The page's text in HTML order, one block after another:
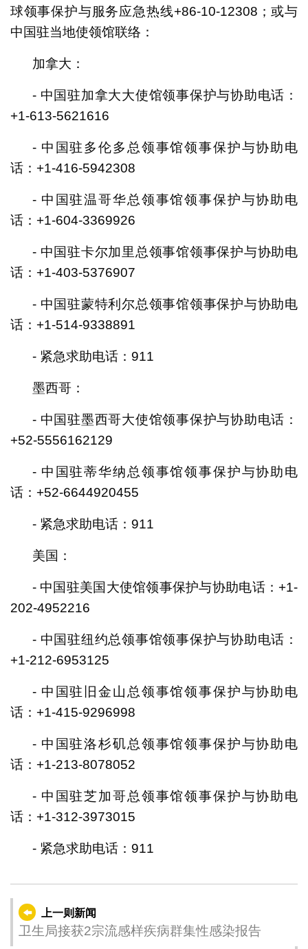
球领事保护与服务应急热线+86-10-12308；或与
中国驻当地使领馆联络：
加拿大：
- 中国驻加拿大大使馆领事保护与协助电话：
+1-613-5621616
- 中国驻多伦多总领事馆领事保护与协助电
话：+1-416-5942308
- 中国驻温哥华总领事馆领事保护与协助电
话：+1-604-3369926
- 中国驻卡尔加里总领事馆领事保护与协助电
话：+1-403-5376907
- 中国驻蒙特利尔总领事馆领事保护与协助电
话：+1-514-9338891
- 紧急求助电话：911
墨西哥：
- 中国驻墨西哥大使馆领事保护与协助电话：
+52-5556162129
- 中国驻蒂华纳总领事馆领事保护与协助电
话：+52-6644920455
- 紧急求助电话：911
美国：
- 中国驻美国大使馆领事保护与协助电话：+1-
202-4952216
- 中国驻纽约总领事馆领事保护与协助电话：
+1-212-6953125
- 中国驻旧金山总领事馆领事保护与协助电
话：+1-415-9296998
- 中国驻洛杉矶总领事馆领事保护与协助电
话：+1-213-8078052
- 中国驻芝加哥总领事馆领事保护与协助电
话：+1-312-3973015
- 紧急求助电话：911
上一则新闻
卫生局接获2宗流感样疾病群集性感染报告